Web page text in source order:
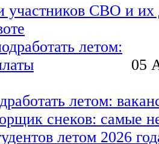
участников СВО и их
05
летом: